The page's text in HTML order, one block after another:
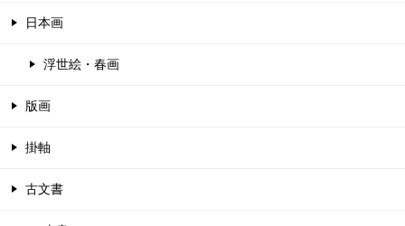
日本画
浮世絵・春画
版画
掛軸
古文書